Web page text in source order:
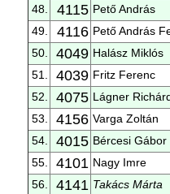
48.
4115 Pető András
49.
4116 Pető András
50.
4049 Halász Miklós
51.
4039 Fritz Ferenc
52.
4075 Lágner
53.
4156 Varga Zoltán
54.
4015 Bércesi Gábor
55.
4101 Nagy Imre
56.
4141 Takács Márta